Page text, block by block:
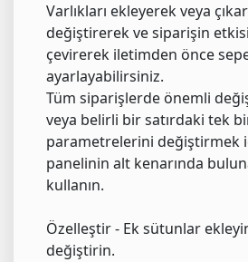
Varlıkları ekleyerek veya
değiştirerek ve siparişin
çevirerek iletimden önce
ayarlayabilirsiniz.
Tüm siparişlerde önemli
veya belirli bir satırdaki tek
parametrelerini değiştirmek
panelinin alt kenarında
kullanın.
Özelleştir - Ek sütunlar ekleyin
değiştirin.